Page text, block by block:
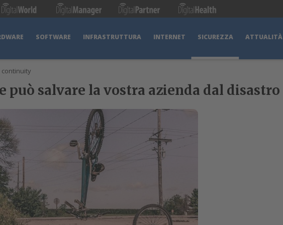
SOFTWARE INFRASTRUTTURA INTERNET SICUREZZA ATTUALITÀ
può salvare la vostra azienda dal disastro